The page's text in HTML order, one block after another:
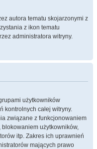
autora tematu skojarzonymi z
z ikon tematu
administratora witryny.
użytkowników
kontrolnych całej witryny.
związane z funkcjonowaniem
użytkowników,
itp. Zakres ich uprawnień
mających prawo